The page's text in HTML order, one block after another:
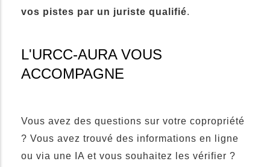
vos pistes par un juriste qualifié.
L'URCC-AURA VOUS
ACCOMPAGNE
Vous avez des questions sur votre copropriété
? Vous avez trouvé des informations en ligne
ou via une IA et vous souhaitez les vérifier ?